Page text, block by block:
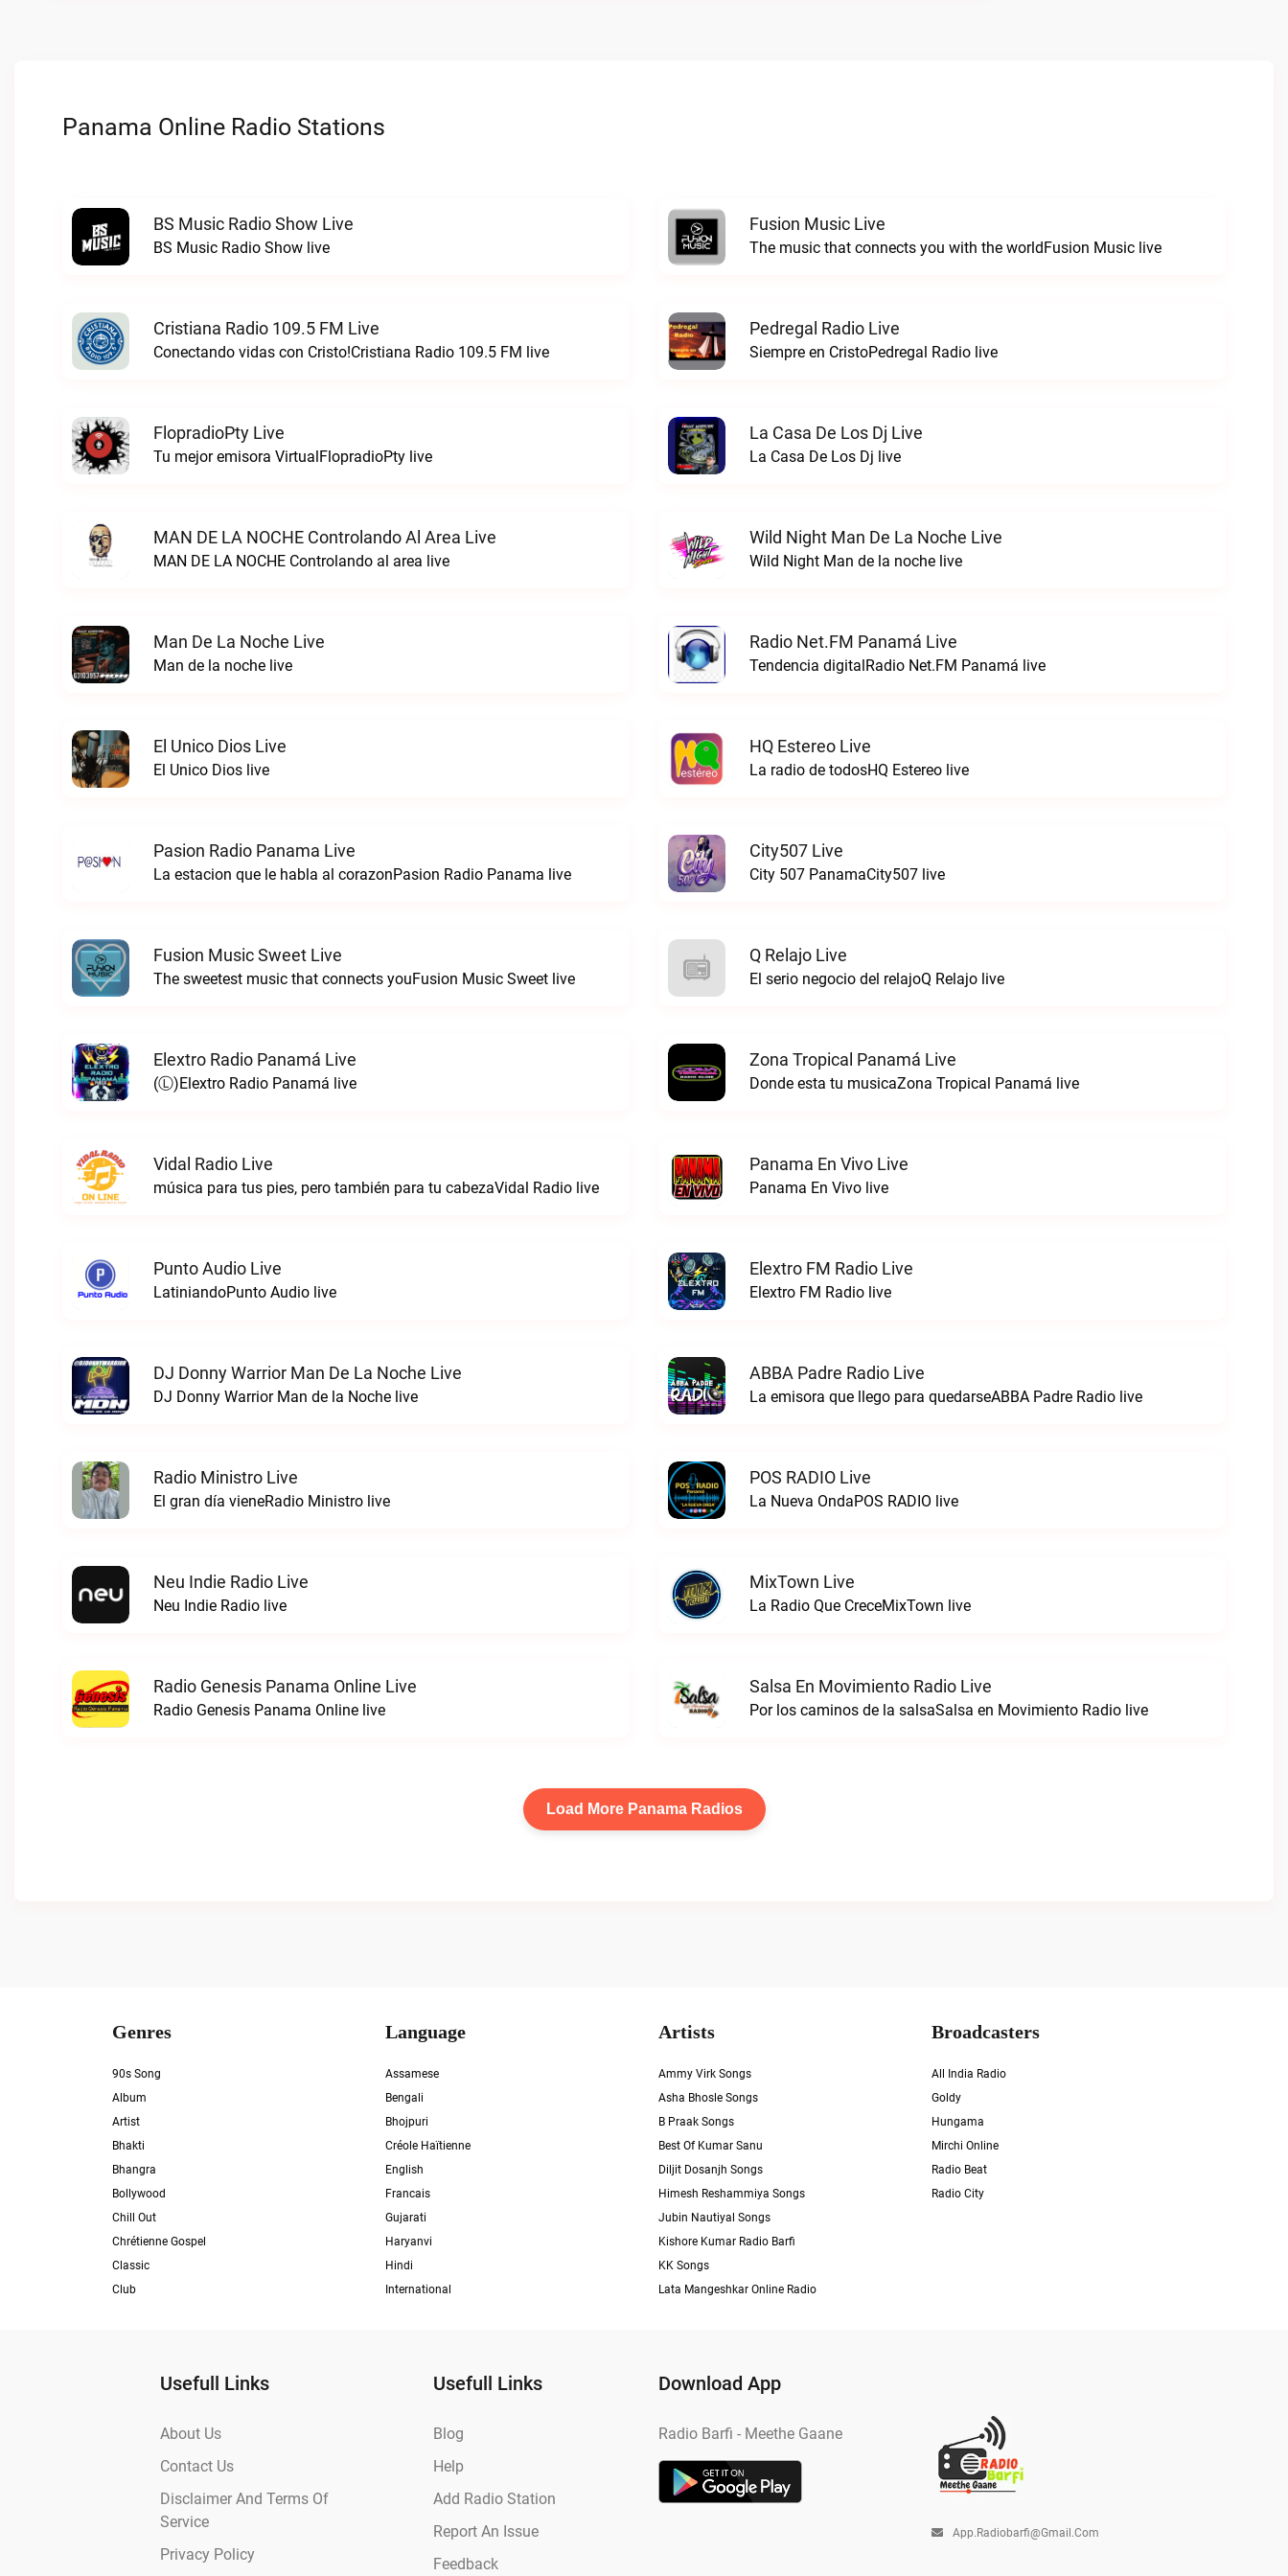
Panama Online Radio Stations
BS Music Radio Show Live
BS Music Radio Show live
Fusion Music Live
The music that connects you with the worldFusion Music live
Cristiana Radio 109.5 FM Live
Conectando vidas con Cristo!Cristiana Radio 109.5 FM live
Pedregal Radio Live
Siempre en CristoPedregal Radio live
FlopradioPty Live
Tu mejor emisora VirtualFlopradioPty live
La Casa De Los Dj Live
La Casa De Los Dj live
MAN DE LA NOCHE Controlando Al Area Live
MAN DE LA NOCHE Controlando al area live
Wild Night Man De La Noche Live
Wild Night Man de la noche live
Man De La Noche Live
Man de la noche live
Radio Net.FM Panamá Live
Tendencia digitalRadio Net.FM Panamá live
El Unico Dios Live
El Unico Dios live
HQ Estereo Live
La radio de todosHQ Estereo live
Pasion Radio Panama Live
La estacion que le habla al corazonPasion Radio Panama live
City507 Live
City 507 PanamaCity507 live
Fusion Music Sweet Live
The sweetest music that connects youFusion Music Sweet live
Q Relajo Live
El serio negocio del relajoQ Relajo live
Elextro Radio Panamá Live
(Ⓛ)Elextro Radio Panamá live
Zona Tropical Panamá Live
Donde esta tu musicaZona Tropical Panamá live
Vidal Radio Live
música para tus pies, pero también para tu cabezaVidal Radio live
Panama En Vivo Live
Panama En Vivo live
Punto Audio Live
LatiniandoPunto Audio live
Elextro FM Radio Live
Elextro FM Radio live
DJ Donny Warrior Man De La Noche Live
DJ Donny Warrior Man de la Noche live
ABBA Padre Radio Live
La emisora que llego para quedarseABBA Padre Radio live
Radio Ministro Live
El gran día vieneRadio Ministro live
POS RADIO Live
La Nueva OndaPOS RADIO live
Neu Indie Radio Live
Neu Indie Radio live
MixTown Live
La Radio Que CreceMixTown live
Radio Genesis Panama Online Live
Radio Genesis Panama Online live
Salsa En Movimiento Radio Live
Por los caminos de la salsaSalsa en Movimiento Radio live
Load More Panama Radios
Genres
90s Song
Album
Artist
Bhakti
Bhangra
Bollywood
Chill Out
Chrétienne Gospel
Classic
Club
Language
Assamese
Bengali
Bhojpuri
Créole Haïtienne
English
Francais
Gujarati
Haryanvi
Hindi
International
Artists
Ammy Virk Songs
Asha Bhosle Songs
B Praak Songs
Best Of Kumar Sanu
Diljit Dosanjh Songs
Himesh Reshammiya Songs
Jubin Nautiyal Songs
Kishore Kumar Radio Barfi
KK Songs
Lata Mangeshkar Online Radio
Broadcasters
All India Radio
Goldy
Hungama
Mirchi Online
Radio Beat
Radio City
Usefull Links
About Us
Contact Us
Disclaimer And Terms Of
Service
Privacy Policy
Usefull Links
Blog
Help
Add Radio Station
Report An Issue
Feedback
Download App
Radio Barfi - Meethe Gaane
App.radiobarfi@gmail.com